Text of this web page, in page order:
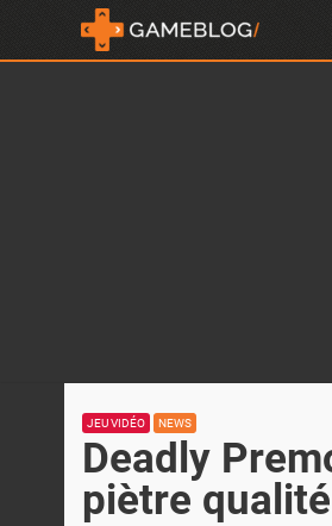
JEU VIDÉO NEWS
Deadly
piètre